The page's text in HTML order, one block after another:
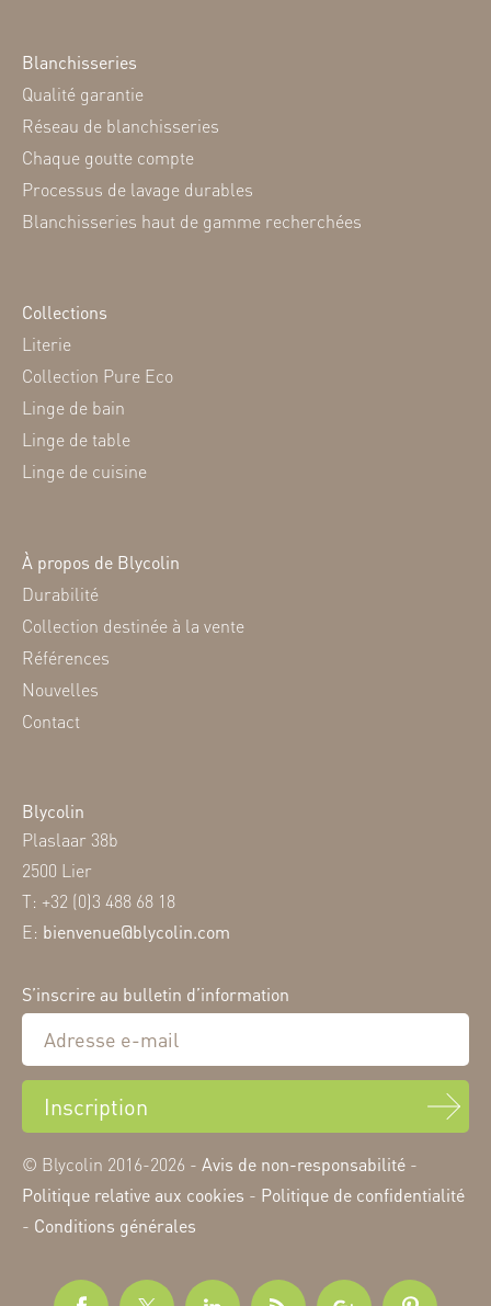
Blanchisseries
Qualité garantie
Réseau de blanchisseries
Chaque goutte compte
Processus de lavage durables
Blanchisseries haut de gamme recherchées
Collections
Literie
Collection Pure Eco
Linge de bain
Linge de table
Linge de cuisine
À propos de Blycolin
Durabilité
Collection destinée à la vente
Références
Nouvelles
Contact
Blycolin
Plaslaar 38b
2500 Lier
T: +32 (0)3 488 68 18
E: bienvenue@blycolin.com
S’inscrire au bulletin d’information
Inscription
© Blycolin 2016-2026 - Avis de non-responsabilité -
Politique relative aux cookies - Politique de confidentialité
- Conditions générales